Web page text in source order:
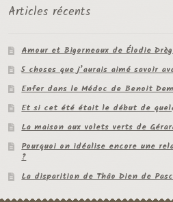
Articles récents
Amour et Bigorneaux de Élodie
5 choses que j’aurais aimé savoir
Enfer dans le Médoc de Benoit
Et si cet été était le début de
La maison aux volets verts de
Pourquoi on idéalise encore une
?
La disparition de Thâo Dien de